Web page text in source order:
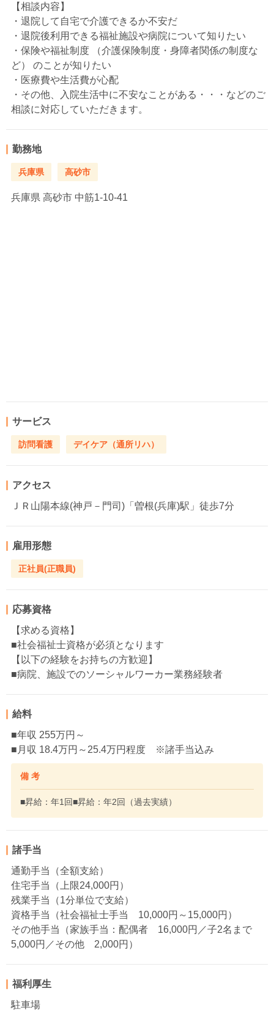
【相談内容】
・退院して自宅で介護できるか不安だ
・退院後利用できる福祉施設や病院について知りたい
・保険や福祉制度 （介護保険制度・身障者関係の制度な
ど） のことが知りたい
・医療費や生活費が心配
・その他、入院生活中に不安なことがある・・・などのご
相談に対応していただきます。
勤務地
兵庫県 高砂市
兵庫県 高砂市 中筋1-10-41
サービス
訪問看護 デイケア（通所リハ）
アクセス
ＪＲ山陽本線(神戸－門司)「曽根(兵庫)駅」徒歩7分
雇用形態
正社員(正職員)
応募資格
【求める資格】
■社会福祉士資格が必須となります
【以下の経験をお持ちの方歓迎】
■病院、施設でのソーシャルワーカー業務経験者
給料
■年収 255万円～
■月収 18.4万円～25.4万円程度 ※諸手当込み
備 考
■昇給：年1回■昇給：年2回（過去実績）
諸手当
通勤手当（全額支給）
住宅手当（上限24,000円）
残業手当（1分単位で支給）
資格手当（社会福祉士手当 10,000円～15,000円）
その他手当（家族手当：配偶者 16,000円／子2名まで
5,000円／その他 2,000円）
福利厚生
駐車場